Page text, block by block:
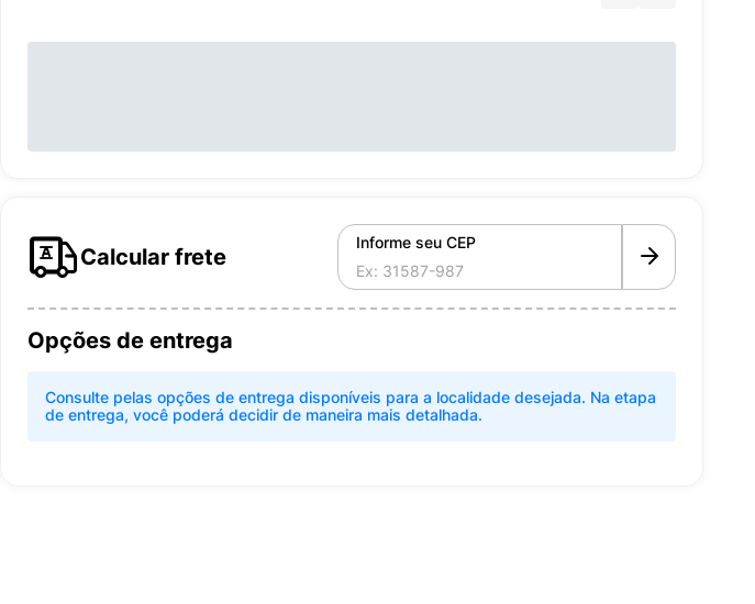
Calcular frete
Informe seu CEP
Opções de entrega
Consulte pelas opções de entrega disponíveis para a localidade desejada. Na etapa
de entrega, você poderá decidir de maneira mais detalhada.